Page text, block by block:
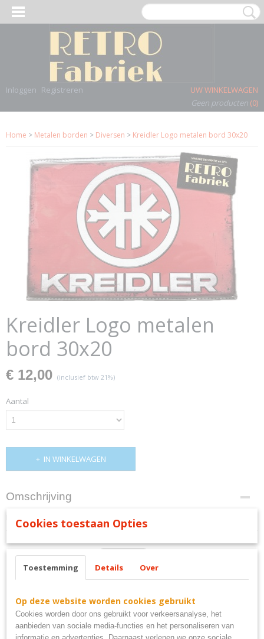
Inloggen Registreren
UW WINKELWAGEN
Geen producten (0)
Home > Metalen borden > Diversen > Kreidler Logo metalen bord 30x20
Kreidler Logo metalen
bord 30x20
€ 12,00 (inclusief btw 21%)
Aantal
IN WINKELWAGEN
Omschrijving
Kreidler Logo metalen bord 30x20
Cookies toestaan Opties
Toestemming Details Over
Op deze website worden cookies gebruikt
Cookies worden door ons gebruikt voor verkeersanalyse, het
aanbieden van sociale media-functies en het personaliseren van